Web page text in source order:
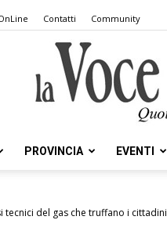
Contatti Community
PROVINCIA EVENTI
tecnici del gas che truffano i cittadini